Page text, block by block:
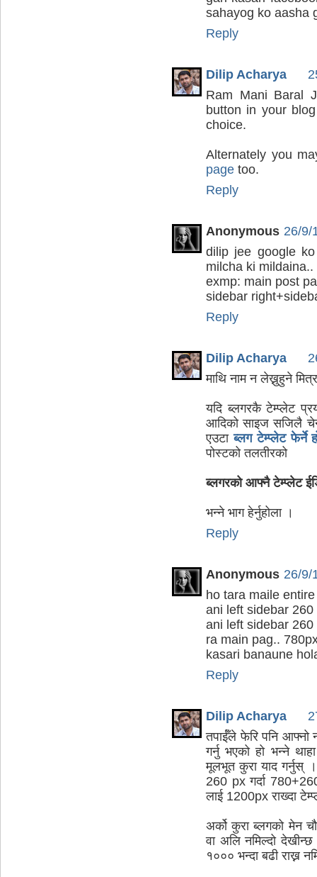
sahayog ko aasha
Reply
Dilip Acharya
Ram Mani Baral
button in your
choice.
Alternately you
page too.
Reply
Anonymous 26/9/
dilip jee google
milcha ki mildaina..
exmp: main post
sidebar
Reply
Dilip Acharya
माथि नाम न लेख्नुहुने
यदि ब्लगरकै टेम्प्लेट
आदिको साइज सजिलै
एउटाब्लग टेम्प्लेट फेर्ने
पोस्टको तलतीरको
ब्लगरको आफ्नै टेम्प्लेट
भन्ने भाग हेर्नुहोला ।
Reply
Anonymous 26/9/
ho tara maile
ani left sidebar 260
ani left sidebar 260
ra main pag..
kasari banaune
Reply
Dilip Acharya
तपाईँले फेरि पनि आफ्नो
गर्नु भएको हो भन्ने
मूलभूत कुरा याद गर्नुस्
260 px गर्दा
लाई 1200px राख्दा
अर्को कुरा ब्लगको मेन
वा अलि नमिल्दो
१००० भन्दा बढी राख्न